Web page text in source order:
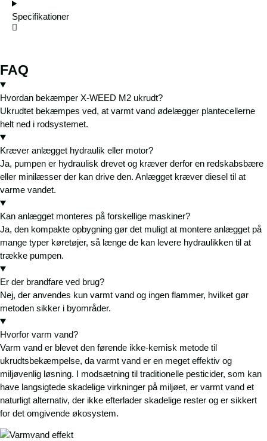
Specifikationer
FAQ
Hvordan bekæmper X-WEED M2 ukrudt?
Ukrudtet bekæmpes ved, at varmt vand ødelægger plantecellerne
helt ned i rodsystemet.
Kræver anlægget hydraulik eller motor?
Ja, pumpen er hydraulisk drevet og kræver derfor en redskabsbære
eller minilæsser der kan drive den. Anlægget kræver diesel til at
varme vandet.
Kan anlægget monteres på forskellige maskiner?
Ja, den kompakte opbygning gør det muligt at montere anlægget på
mange typer køretøjer, så længe de kan levere hydraulikken til at
trække pumpen.
Er der brandfare ved brug?
Nej, der anvendes kun varmt vand og ingen flammer, hvilket gør
metoden sikker i byområder.
​Hvorfor varm vand?
Varm vand er blevet den førende ikke-kemisk metode til
ukrudtsbekæmpelse, da varmt vand er en meget effektiv og
miljøvenlig løsning. I modsætning til traditionelle pesticider, som kan
have langsigtede skadelige virkninger på miljøet, er varmt vand et
naturligt alternativ, der ikke efterlader skadelige rester og er sikkert
for det omgivende økosystem.